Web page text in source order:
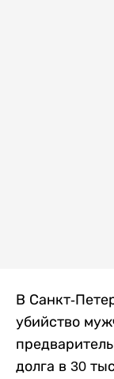
В Санкт-
убийство
долга в 30